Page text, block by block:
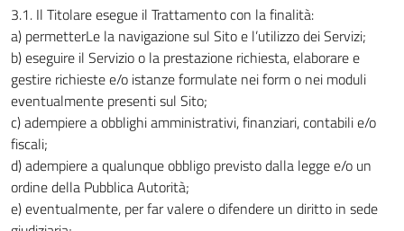
3.1. Il Titolare esegue il Trattamento con la finalità:
a) permetterLe la navigazione sul Sito e l’utilizzo dei Servizi;
b) eseguire il Servizio o la prestazione richiesta, elaborare e
gestire richieste e/o istanze formulate nei form o nei moduli
eventualmente presenti sul Sito;
c) adempiere a obblighi amministrativi, finanziari, contabili e/o
fiscali;
d) adempiere a qualunque obbligo previsto dalla legge e/o un
ordine della Pubblica Autorità;
e) eventualmente, per far valere o difendere un diritto in sede